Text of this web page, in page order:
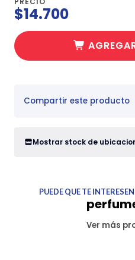
$14.700
Compartir este producto
Mostrar stock de
PUEDE QUE TE
Ver más